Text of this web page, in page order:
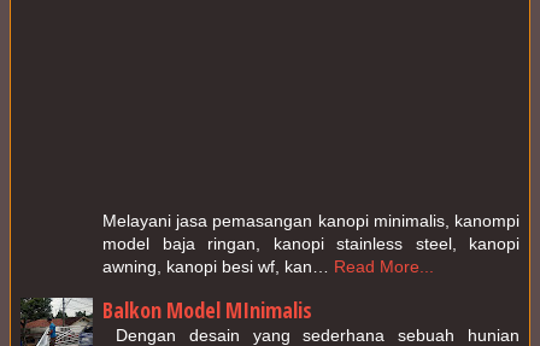
Melayani jasa pemasangan kanopi minimalis, kanompi
model baja ringan, kanopi stainless steel, kanopi
awning, kanopi besi wf, kan… Read More...
Balkon Model MInimalis
Dengan desain yang sederhana sebuah hunian